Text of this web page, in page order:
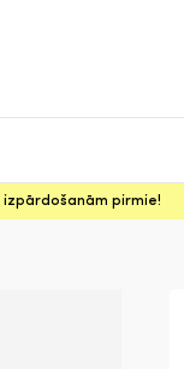
izpārdošanām pirmie!